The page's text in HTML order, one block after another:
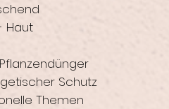
Haut
Schutz
Themen